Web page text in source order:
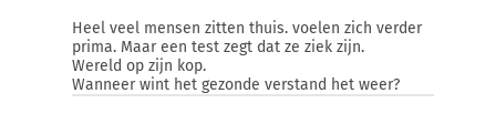
Heel veel mensen zitten thuis. voelen zich verder
prima. Maar een test zegt dat ze ziek zijn.
Wereld op zijn kop.
Wanneer wint het gezonde verstand het weer?